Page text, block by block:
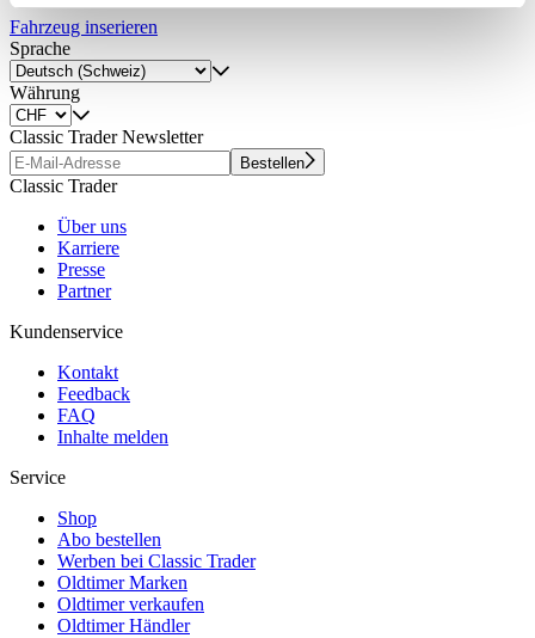
Partner führen diese Informationen möglicherweise mit
weiteren Daten zusammen, die Sie ihnen bereitgestellt
haben oder die sie im Rahmen Ihrer Nutzung der Dienste
gesammelt haben.
Fahrzeug inserieren
Sprache
Währung
Classic Trader Newsletter
Bestellen
Classic Trader
Über uns
Karriere
Presse
Partner
Kundenservice
Kontakt
Feedback
FAQ
Inhalte melden
Service
Shop
Abo bestellen
Werben bei Classic Trader
Oldtimer Marken
Oldtimer verkaufen
Oldtimer Händler